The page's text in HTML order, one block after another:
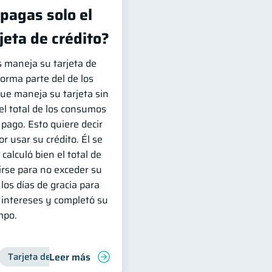
Manejo de deudas Finanzas familiares
solo el
de crédito?
su tarjeta de
parte del de los
maneja su tarjeta sin
total de los consumos
Esto quiere decir
usar su crédito. Él se
bien el total de
para no exceder su
días de gracia para
y completó su
Tarjeta de crédito Deudas
Leer más